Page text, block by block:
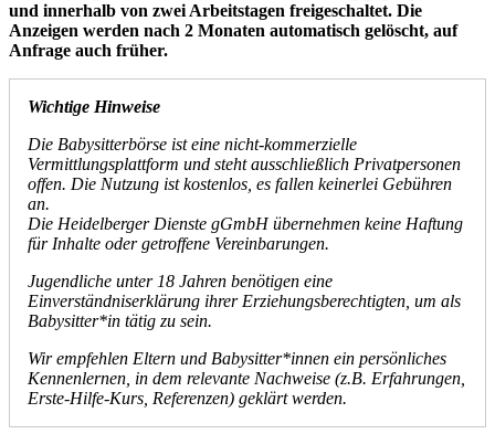
und innerhalb von zwei Arbeitstagen freigeschaltet. Die
Anzeigen werden nach 2 Monaten automatisch gelöscht, auf
Anfrage auch früher.
Wichtige Hinweise
Die Babysitterbörse ist eine nicht-kommerzielle
Vermittlungsplattform und steht ausschließlich Privatpersonen
offen. Die Nutzung ist kostenlos, es fallen keinerlei Gebühren
an.
Die Heidelberger Dienste gGmbH übernehmen keine Haftung
für Inhalte oder getroffene Vereinbarungen.
Jugendliche unter 18 Jahren benötigen eine
Einverständniserklärung ihrer Erziehungsberechtigten, um als
Babysitter*in tätig zu sein.
Wir empfehlen Eltern und Babysitter*innen ein persönliches
Kennenlernen, in dem relevante Nachweise (z.B. Erfahrungen,
Erste-Hilfe-Kurs, Referenzen) geklärt werden.